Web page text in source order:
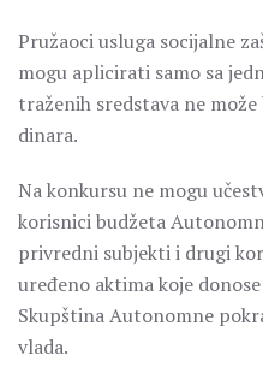
Pružaoci usluga socijalne
mogu aplicirati samo sa
traženih sredstava ne
dinara.
Na konkursu ne mogu
korisnici budžeta
privredni subjekti i drugi
uređeno aktima koje
Skupština Autonomne
vlada.